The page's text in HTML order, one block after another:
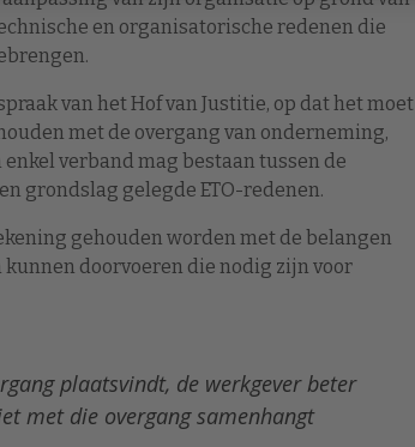
en organisatorische redenen die
van het Hof van Justitie, op dat het moet
met de overgang van onderneming,
verband mag bestaan tussen de
grondslag gelegde ETO-redenen.
gehouden worden met de belangen
doorvoeren die nodig zijn voor
plaatsvindt, de werkgever beter
met die overgang samenhangt